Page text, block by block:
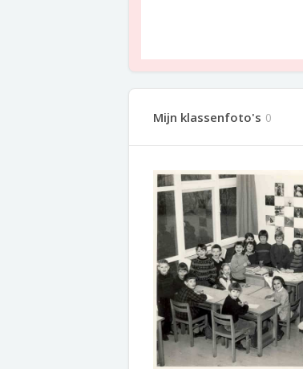
Mijn klassenfoto's 0